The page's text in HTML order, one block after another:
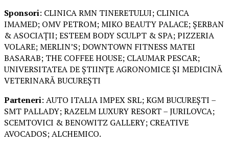
Sponsori: CLINICA RMN TINERETULUI; CLINICA
IMAMED; OMV PETROM; MIKO BEAUTY PALACE; ȘERBAN
& ASOCIAȚII; ESTEEM BODY SCULPT & SPA; PIZZERIA
VOLARE; MERLIN’S; DOWNTOWN FITNESS MATEI
BASARAB; THE COFFEE HOUSE; CLAUMAR PESCAR;
UNIVERSITATEA DE ȘTIINȚE AGRONOMICE ȘI MEDICINĂ
VETERINARĂ BUCUREȘTI
Parteneri: AUTO ITALIA IMPEX SRL; KGM BUCUREȘTI –
SMT PALLADY; RAZELM LUXURY RESORT – JURILOVCA;
SCEMTOVICI & BENOWITZ GALLERY; CREATIVE
AVOCADOS; ALCHEMICO.